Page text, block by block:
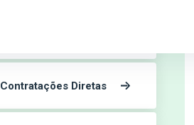
Contratações Diretas